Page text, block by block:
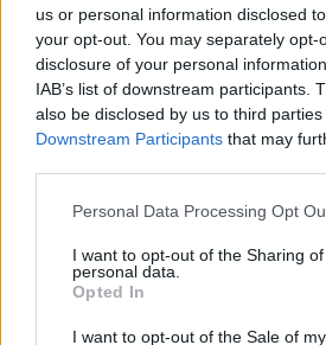
us or personal information disclosed
your opt-out. You may separately opt-
disclosure of your personal
IAB’s list of downstream participants.
also be disclosed by us to third
Downstream Participants that may
Personal Data Processing Opt
I want to opt-out of the Sharing
personal data.
Opted In
I want to opt-out of the Sale of my
Ακολουθήστε το E-Radio.gr
και μάθετε πρώτοιτα πιο hot
ειδήσεωντου E-Daily.gr
Ακολουθήστε το E-Radio.gr